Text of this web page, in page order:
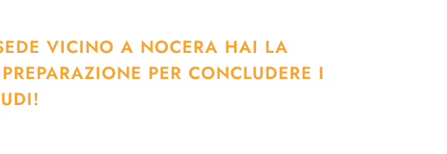
VICINO A NOCERA HAI LA
PER CONCLUDERE I